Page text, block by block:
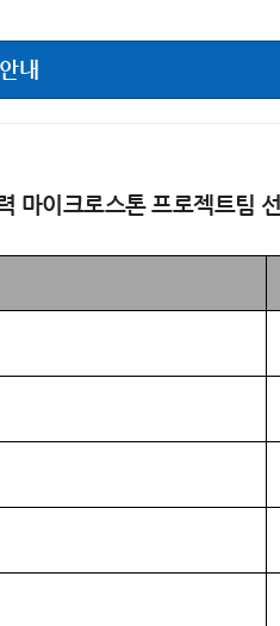
내
마이크로스톤 프로젝트팀